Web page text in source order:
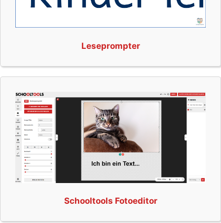
Leseprompter
Schooltools Fotoeditor